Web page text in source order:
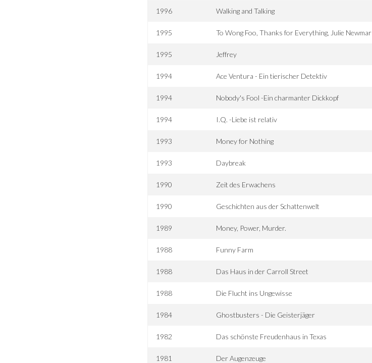
1996 Walking and Talking
1995 To Wong Foo, Thanks for Everything, Julie Newmar
1995 Jeffrey
1994 Ace Ventura - Ein tierischer Detektiv
1994 Nobody's Fool -Ein charmanter Dickkopf
1994 I.Q. -Liebe ist relativ
1993 Money for Nothing
1993 Daybreak
1990 Zeit des Erwachens
1990 Geschichten aus der Schattenwelt
1989 Money, Power, Murder.
1988 Funny Farm
1988 Das Haus in der Carroll Street
1988 Die Flucht ins Ungewisse
1984 Ghostbusters - Die Geisterjäger
1982 Das schönste Freudenhaus in Texas
1981 Der Augenzeuge